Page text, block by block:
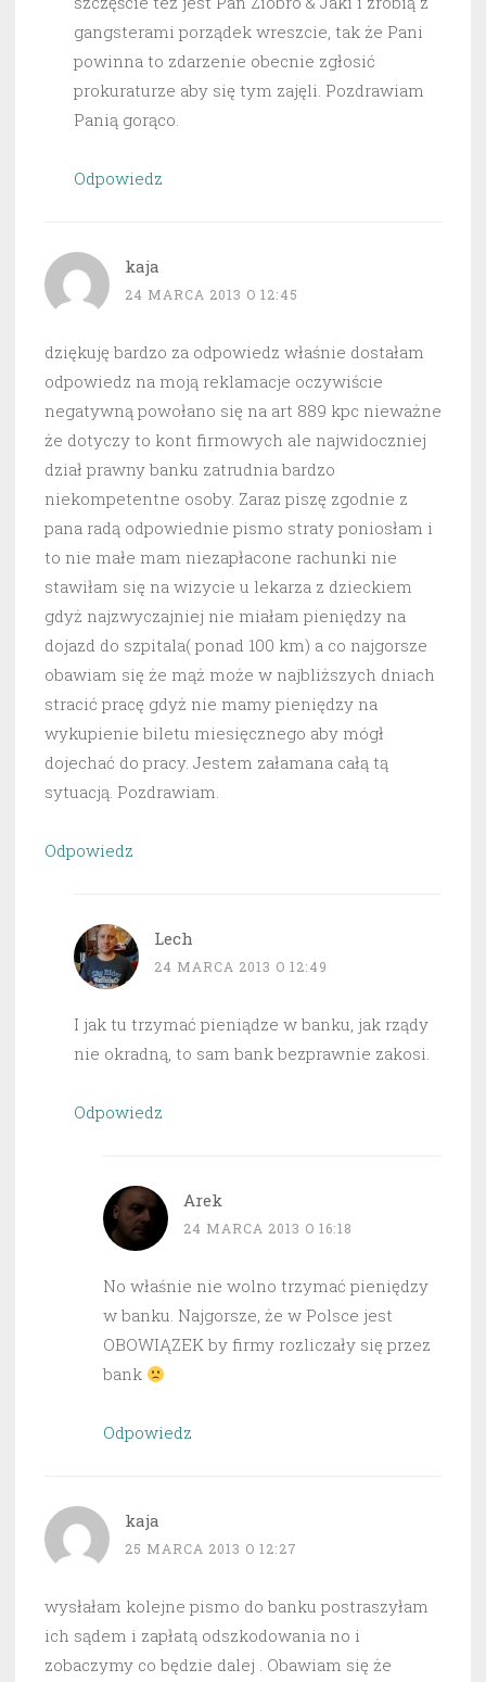
gangsterami porządek wreszcie, tak że Pani
powinna to zdarzenie obecnie zgłosić
prokuraturze aby się tym zajęli. Pozdrawiam
Panią gorąco.
Odpowiedz
kaja
24 MARCA 2013 O 12:45
dziękuję bardzo za odpowiedz właśnie dostałam
odpowiedz na moją reklamacje oczywiście
negatywną powołano się na art 889 kpc nieważne
że dotyczy to kont firmowych ale najwidoczniej
dział prawny banku zatrudnia bardzo
niekompetentne osoby. Zaraz piszę zgodnie z
pana radą odpowiednie pismo straty poniosłam i
to nie małe mam niezapłacone rachunki nie
stawiłam się na wizycie u lekarza z dzieckiem
gdyż najzwyczajniej nie miałam pieniędzy na
dojazd do szpitala( ponad 100 km) a co najgorsze
obawiam się że mąż może w najbliższych dniach
stracić pracę gdyż nie mamy pieniędzy na
wykupienie biletu miesięcznego aby mógł
dojechać do pracy. Jestem załamana całą tą
sytuacją. Pozdrawiam.
Odpowiedz
Lech
24 MARCA 2013 O 12:49
I jak tu trzymać pieniądze w banku, jak rządy
nie okradną, to sam bank bezprawnie zakosi.
Odpowiedz
Arek
24 MARCA 2013 O 16:18
No właśnie nie wolno trzymać pieniędzy
w banku. Najgorsze, że w Polsce jest
OBOWIĄZEK by firmy rozliczały się przez
bank
Odpowiedz
kaja
25 MARCA 2013 O 12:27
wysłałam kolejne pismo do banku postraszyłam
ich sądem i zapłatą odszkodowania no i
zobaczymy co będzie dalej . Obawiam się że